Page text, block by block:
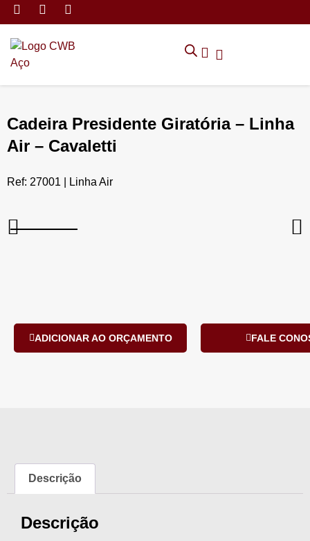
Cadeira Presidente Giratória – Linha
Air – Cavaletti
Ref: 27001 | Linha Air
ADICIONAR AO ORÇAMENTO FALE
Descrição
Descrição